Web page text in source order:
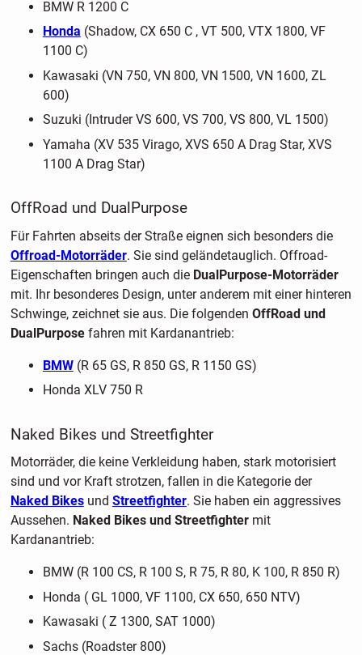
BMW R 1200 C
Honda (Shadow, CX 650 C , VT 500, VTX 1800, VF
1100 C)
Kawasaki (VN 750, VN 800, VN 1500, VN 1600, ZL
600)
Suzuki (Intruder VS 600, VS 700, VS 800, VL 1500)
Yamaha (XV 535 Virago, XVS 650 A Drag Star, XVS
1100 A Drag Star)
OffRoad und DualPurpose
Für Fahrten abseits der Straße eignen sich besonders die
Offroad-Motorräder. Sie sind geländetauglich. Offroad-
Eigenschaften bringen auch die DualPurpose-Motorräder
mit. Ihr besonderes Design, unter anderem mit einer hinteren
Schwinge, zeichnet sie aus. Die folgenden OffRoad und
DualPurposefahren mit Kardanantrieb:
BMW(R 65 GS, R 850 GS, R 1150 GS)
Honda XLV 750 R
Naked Bikes und Streetfighter
Motorräder, die keine Verkleidung haben, stark motorisiert
sind und vor Kraft strotzen, fallen in die Kategorie der
Naked Bikesund Streetfighter. Sie haben ein aggressives
Aussehen. Naked Bikes und Streetfightermit
Kardanantrieb:
BMW (R 100 CS, R 100 S, R 75, R 80, K 100, R 850 R)
Honda ( GL 1000, VF 1100, CX 650, 650 NTV)
Kawasaki ( Z 1300, SAT 1000)
Sachs (Roadster 800)